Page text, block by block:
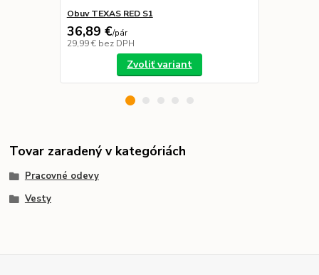
Obuv TEXAS RED S1
36,89 €/pár
29,99 € bez DPH
Zvoliť variant
Tovar zaradený v kategóriách
Pracovné odevy
Vesty